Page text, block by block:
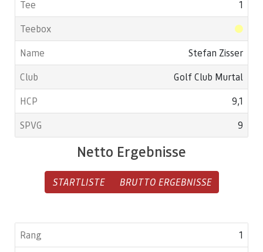
1
Stefan Zisser
Golf Club Murtal
9,1
9
Netto Ergebnisse
STARTLISTE BRUTTO ERGEBNISSE
1